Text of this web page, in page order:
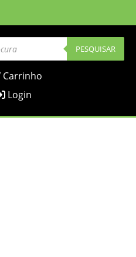
PESQUISAR
Carrinho
Login